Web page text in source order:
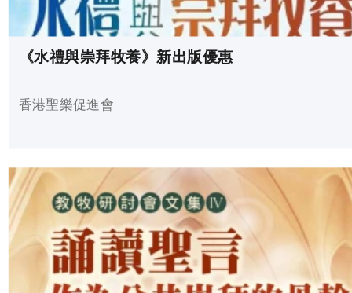
《水禮與崇拜牧養》新出版優惠
香港聖樂促進會